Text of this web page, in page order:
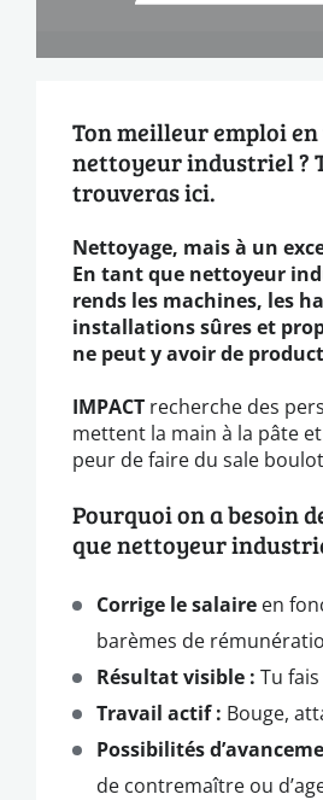
Ton meilleur emploi
nettoyeur industriel ?
trouveras ici.
Nettoyage, mais à un
En tant que nettoyeur
rends les machines, les
installations sûres et
ne peut y avoir de
IMPACT recherche des
mettent la main à la pâte
peur de faire du sale
Pourquoi on a besoin
que nettoyeur
Corrige le salaire en
barèmes de
Résultat visible : Tu
Travail actif : Bouge,
Possibilités
de contremaître ou